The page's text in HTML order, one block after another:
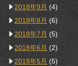
2018年9月 (4)
2018年8月 (6)
2018年7月 (5)
2018年6月 (2)
2018年5月 (5)